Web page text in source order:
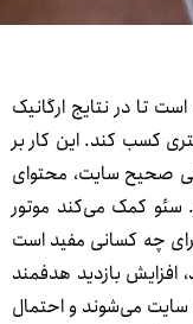
تا در نتایج ارگانیک
کسب کند. این کار بر
صحیح سایت، محتوای
کمک می‌کند موتور
چه کسانی مفید است
افزایش بازدید هدفمند
می‌شوند و احتمال